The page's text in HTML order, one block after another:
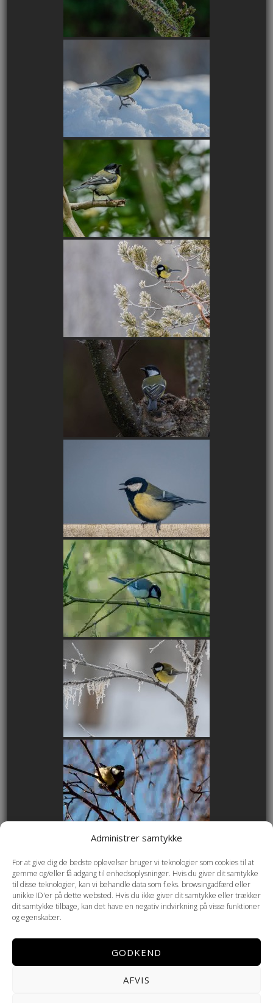
Administrer samtykke
For at give dig de bedste oplevelser bruger vi teknologier som cookies til at
gemme og/eller få adgang til enhedsoplysninger. Hvis du giver dit samtykke
til disse teknologier, kan vi behandle data som f.eks. browsingadfærd eller
unikke ID'er på dette websted. Hvis du ikke giver dit samtykke eller trækker
dit samtykke tilbage, kan det have en negativ indvirkning på visse funktioner
og egenskaber.
GODKEND
AFVIS